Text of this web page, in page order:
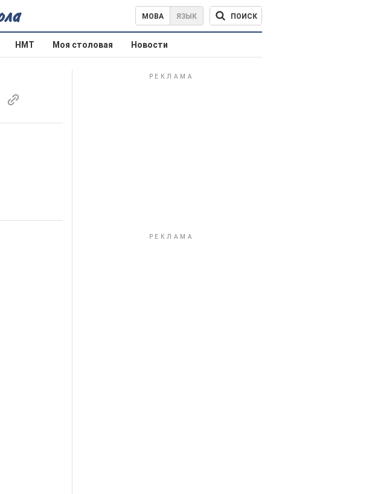
МОВА ЯЗЫК ПОИСК
НМТ Моя столовая Новости